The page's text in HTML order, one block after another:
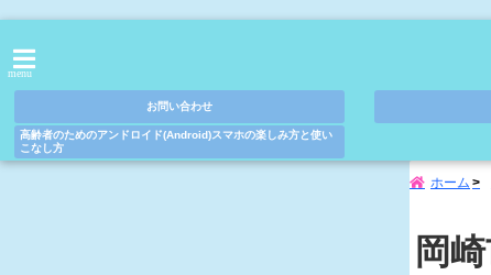
menu
お問い合わせ
高齢者のためのアンドロイド(Android)スマホの楽しみ方と使い
こなし方
ホーム
岡